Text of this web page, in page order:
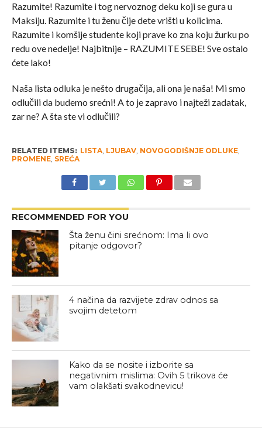
Razumite! Razumite i tog nervoznog deku koji se gura u
Maksiju. Razumite i tu ženu čije dete vrišti u kolicima.
Razumite i komšije studente koji prave ko zna koju žurku po
redu ove nedelje! Najbitnije – RAZUMITE SEBE! Sve ostalo
ćete lako!
Naša lista odluka je nešto drugačija, ali ona je naša! Mi smo
odlučili da budemo srećni! A to je zapravo i najteži zadatak,
zar ne? A šta ste vi odlučili?
RELATED ITEMS: LISTA, LJUBAV, NOVOGODIŠNJE ODLUKE,
PROMENE, SREĆA
RECOMMENDED FOR YOU
Šta ženu čini srećnom: Ima li ovo
pitanje odgovor?
4 načina da razvijete zdrav odnos sa
svojim detetom
Kako da se nosite i izborite sa
negativnim mislima: Ovih 5 trikova će
vam olakšati svakodnevicu!